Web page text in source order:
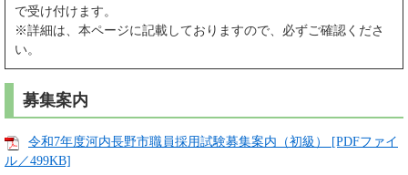
で受け付けます。
※詳細は、本ページに記載しておりますので、必ずご確認くださ
い。
募集案内
令和7年度河内長野市職員採用試験募集案内（初級） [PDFファイ
ル／499KB]